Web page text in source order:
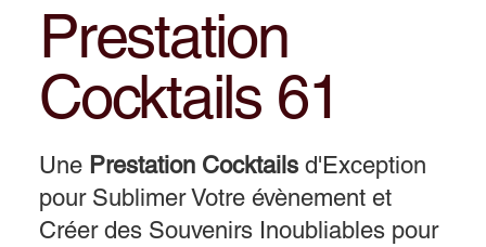
Prestation
Cocktails 61
Une Prestation Cocktails d'Exception
pour Sublimer Votre évènement et
Créer des Souvenirs Inoubliables pour